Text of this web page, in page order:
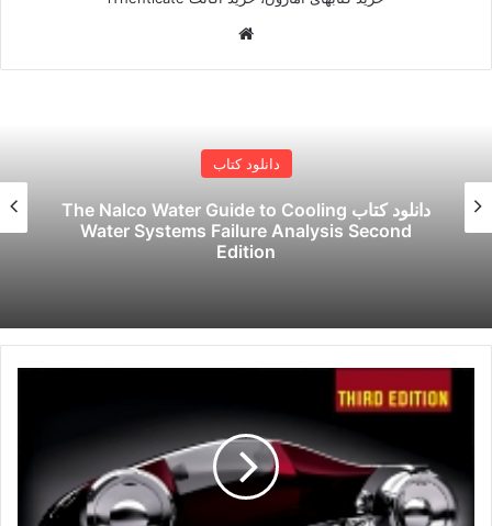
دانلود کتاب
دانلود کتاب The Nalco Water Guide to Cooling
Water Systems Failure Analysis Second
Edition
کیندل
Edition
engineering,
science,